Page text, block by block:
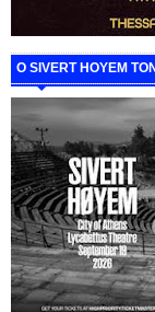
Ο SIVERT HOYEM